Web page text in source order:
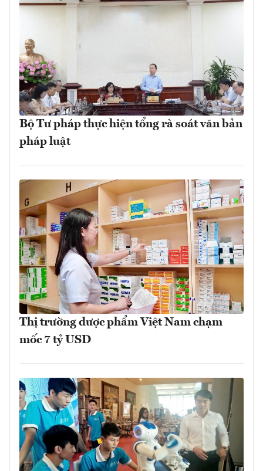
Bộ Tư pháp thực hiện tổng rà soát văn bản
pháp luật
Thị trường dược phẩm Việt Nam chạm
mốc 7 tỷ USD